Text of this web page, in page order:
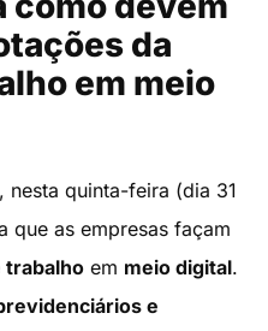
da
em meio
nesta quinta-feira (dia 31
que as empresas façam
trabalho em meio digital.
e